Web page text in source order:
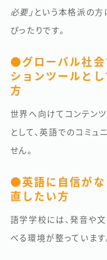
必要」 という本格派の
ぴったりです。
●グローバル社
ションツールと
方
世界へ向けてコンテン
として、英語でのコミュ
せん。
●英語に自信が
直したい方
語学学校には、発音や
べる環境が整っています